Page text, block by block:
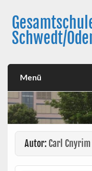
content
Schwedt/
Menü
Autor: Carl Cnyrim